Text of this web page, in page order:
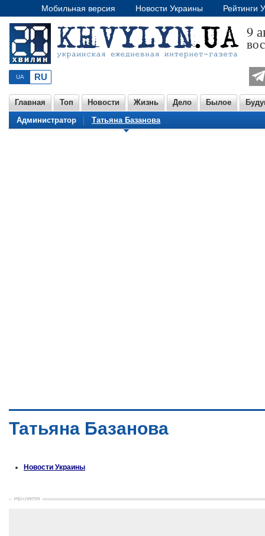
Мобильная версия Новости Украины Рейтинги
9
Главная Топ Новости Жизнь Дело Былое
Администратор
Татьяна Базанова
Татьяна Базанова
Новости Украины